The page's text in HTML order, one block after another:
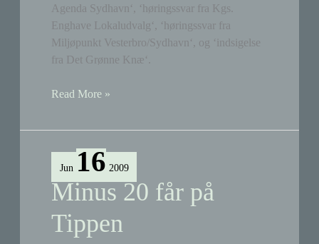
Agenda Sydhavn‘, ‘høringssvar fra Kgs.
Enghave Lokaludvalg‘, ‘høringssvar fra
Miljøpunkt Vesterbro/Sydhavn‘, og ‘indsigelse
fra Det Grønne Knæ‘.
Høringssvar
Tippen
Read More »
Jun 16 2009
Minus 20 får på
Tippen